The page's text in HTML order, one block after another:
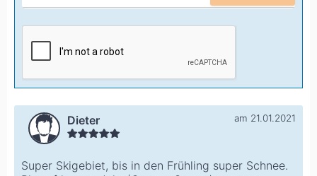
Dieter am 21.01.2021
Super Skigebiet, bis in den Frühling super Schnee.